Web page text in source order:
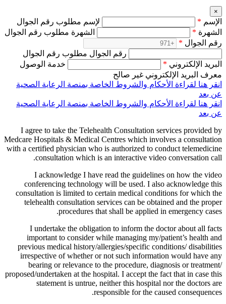
×
الإسم *
لإسم مطلوب رقم الجوال
الشهرة *
الشهرة مطلوب رقم الجوال
رقم الجوال *
رقم الجوال مطلوب رقم الجوال
البريد الإلكتروني *
خدمة الوصول
معرف البريد الإلكتروني غير صالح
انقر هنا لقراءة الأحكام والشروط الخاصة بمنصة الرعاية الصحية
عن بعد
انقر هنا لقراءة الأحكام والشروط الخاصة بمنصة الرعاية الصحية
عن بعد
I agree to take the Telehealth Consultation services provided by
Medcare Hospitals & Medical Centres which involves a consultation
with a certified physician who is authorized to conduct telemedicine
consultation which is an interactive video conversation call.
I acknowledge I have read the guidelines on how the video
conferencing technology will be used. I also acknowledge this
consultation is limited to certain medical conditions for which the
telehealth consultation services can be obtained and the proper
procedures that shall be applied in emergency cases.
I undertake the obligation to inform the doctor about all facts
important to consider while managing my/patient’s health and
previous medical history/allergies/specific conditions/ disabilities
irrespective of whether or not such information would have any
bearing or relevance to the procedure, diagnosis or treatment/
proposed/undertaken at the hospital. I accept the fact that in case this
statement is untrue, neither this hospital nor the doctors are
responsible for the caused consequences.